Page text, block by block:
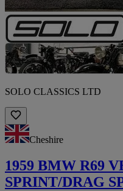
SOLO CLASSICS LTD
Cheshire
1959 BMW R69
SPRINT/DRAG